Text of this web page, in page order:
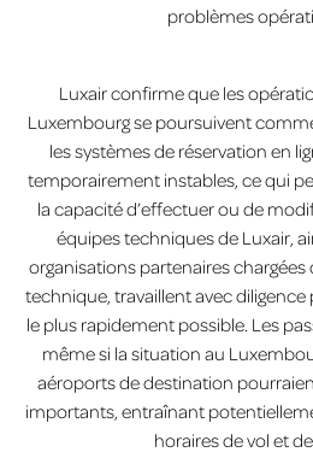
problèmes
Luxair confirme que les
Luxembourg se poursuivent
les systèmes de réservation en
temporairement instables, ce qui
la capacité d’effectuer ou de
équipes techniques de Luxair,
organisations partenaires
technique, travaillent avec
le plus rapidement possible. Les
même si la situation au
aéroports de destination
importants, entraînant
horaires de vol et